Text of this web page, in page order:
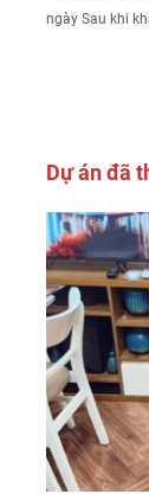
ngày Sau khi
Dự án đã